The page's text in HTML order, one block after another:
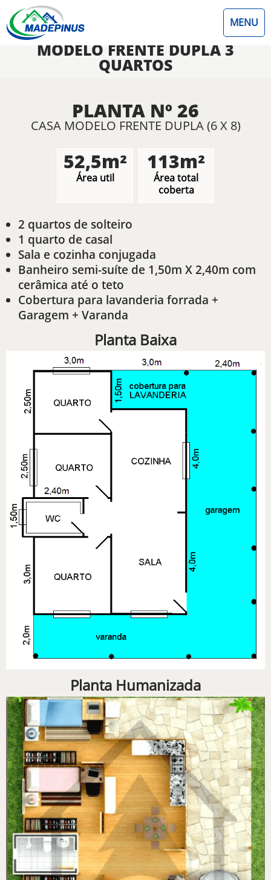
MENU
MODELO FRENTE DUPLA 3
QUARTOS
PLANTA Nº 26
CASA MODELO FRENTE DUPLA (6 X 8)
52,5m²
Área util
113m²
Área total
coberta
2 quartos de solteiro
1 quarto de casal
Sala e cozinha conjugada
Banheiro semi-suíte de 1,50m X 2,40m com
cerâmica até o teto
Cobertura para lavanderia forrada +
Garagem + Varanda
Planta Baixa
Planta Humanizada